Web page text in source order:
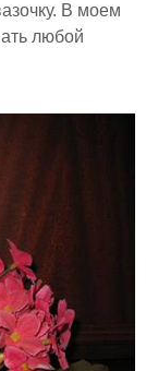
В моем
любой